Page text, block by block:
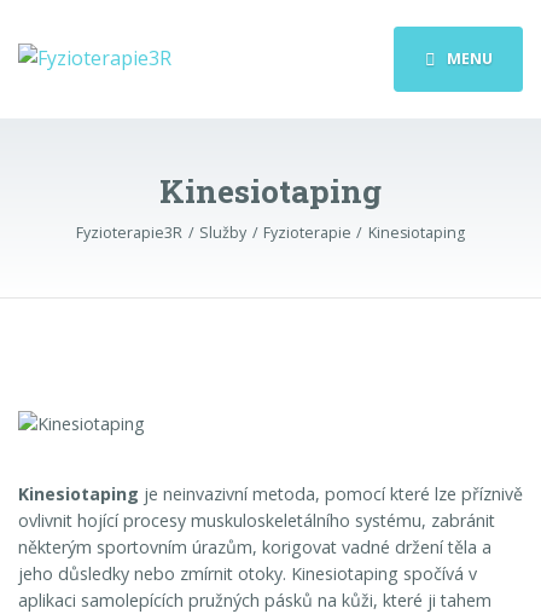
MENU
Kinesiotaping
Fyzioterapie3R Služby Fyzioterapie Kinesiotaping
Kinesiotaping je neinvazivní metoda, pomocí které lze příznivě
ovlivnit hojící procesy muskuloskeletálního systému, zabránit
některým sportovním úrazům, korigovat vadné držení těla a
jeho důsledky nebo zmírnit otoky. Kinesiotaping spočívá v
aplikaci samolepících pružných pásků na kůži, které ji tahem